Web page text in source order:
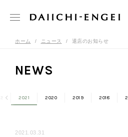
ホーム ニュース 退店のお知らせ
NEWS
2021 2020 2019 2018
2021.03.31